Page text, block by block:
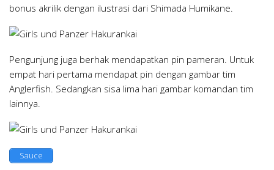
bonus akrilik dengan ilustrasi dari Shimada Humikane.
Pengunjung juga berhak mendapatkan pin pameran. Untuk
empat hari pertama mendapat pin dengan gambar tim
Anglerfish. Sedangkan sisa lima hari gambar komandan tim
lainnya.
Sauce